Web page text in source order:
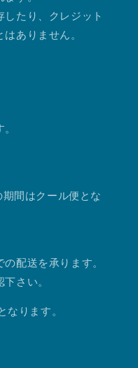
たり、クレジット
ありません。
間はクール便とな
配送を承ります。
さい。
なります。